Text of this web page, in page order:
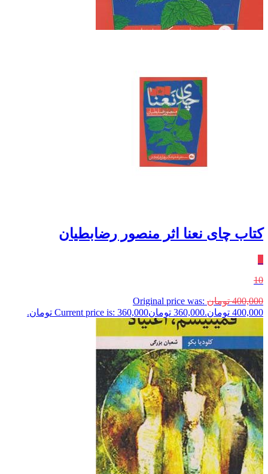
کتاب چای نعنا اثر منصور رضابطیان
10
400,000 تومان Original price was:
400,000 تومان.
360,000 تومانCurrent price is: 360,000 تومان.